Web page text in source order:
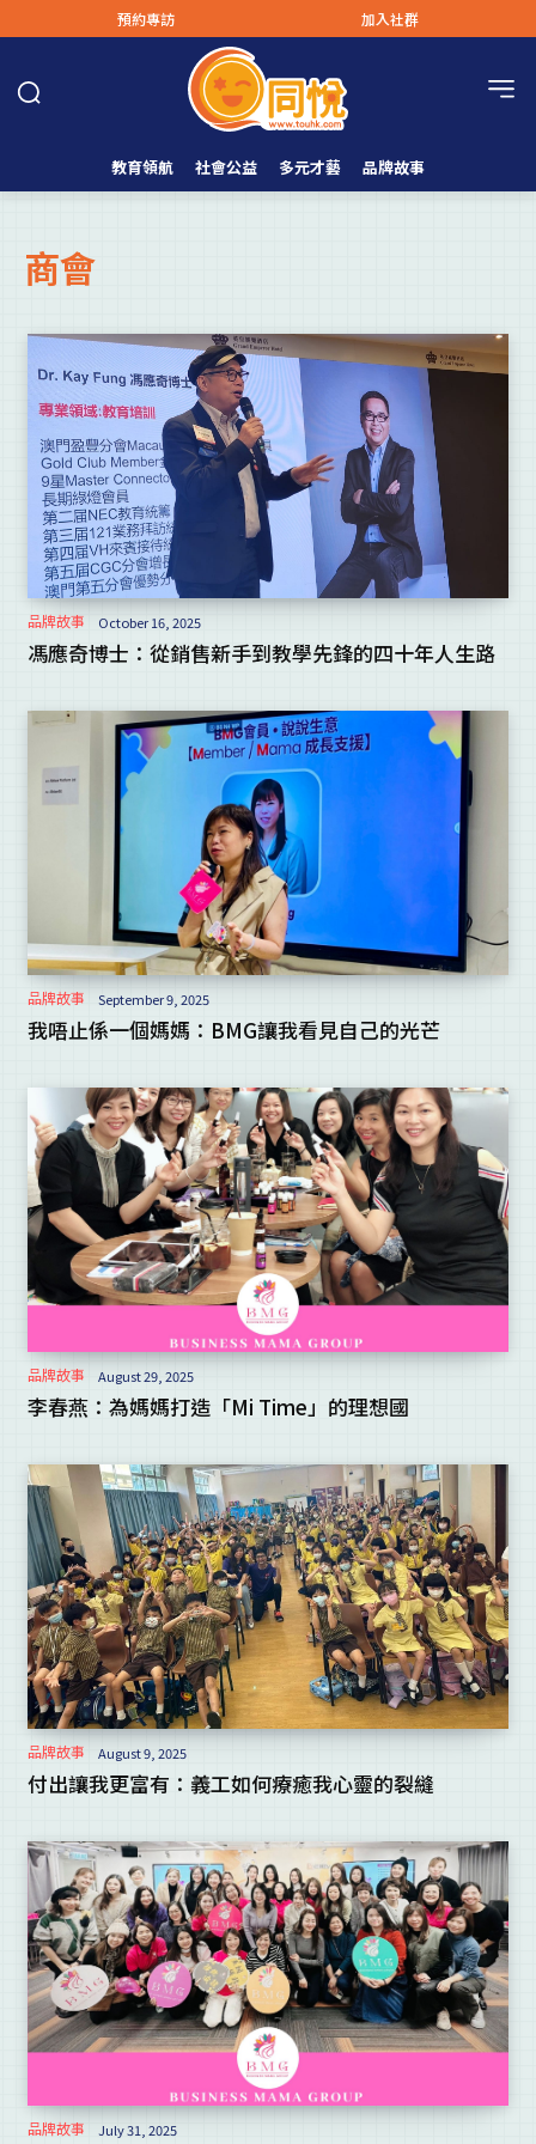
預約專訪 加入社群
教育領航 社會公益 多元才藝 品牌故事
商會
品牌故事 October 16, 2025
馮應奇博士：從銷售新手到教學先鋒的四十年人生路
品牌故事 September 9, 2025
我唔止係一個媽媽：BMG讓我看見自己的光芒
品牌故事 August 29, 2025
李春燕：為媽媽打造「Mi Time」的理想國
品牌故事 August 9, 2025
付出讓我更富有：義工如何療癒我心靈的裂縫
品牌故事 July 31, 2025